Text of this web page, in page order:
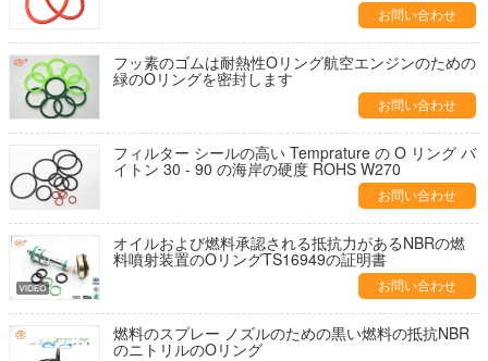
お問い合わせ
フッ素のゴムは耐熱性Oリング航空エンジンのための
緑のOリングを密封します
お問い合わせ
フィルター シールの高い Temprature の O リング バ
イトン 30 - 90 の海岸の硬度 ROHS W270
お問い合わせ
オイルおよび燃料承認される抵抗力があるNBRの燃
料噴射装置のOリングTS16949の証明書
お問い合わせ
燃料のスプレー ノズルのための黒い燃料の抵抗NBR
のニトリルのOリング